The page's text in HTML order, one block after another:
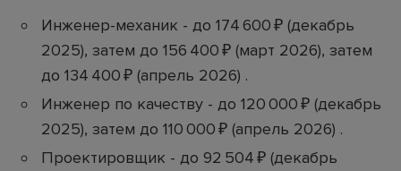
Инженер-механик - до 174 600 ₽ (декабрь
2025), затем до 156 400 ₽ (март 2026), затем
до 134 400 ₽ (апрель 2026) .
Инженер по качеству - до 120 000 ₽ (декабрь
2025), затем до 110 000 ₽ (апрель 2026) .
Проектировщик - до 92 504 ₽ (декабрь